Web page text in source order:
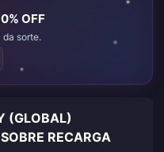
OFF
sorte.
(GLOBAL)
RECARGA